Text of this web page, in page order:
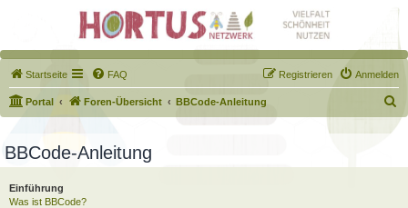
Startseite FAQ Anmelden
Registrieren
Portal Foren-Übersicht BBCode-Anleitung
u
h
BBCode-Anleitung
Einführung
Was ist BBCode?